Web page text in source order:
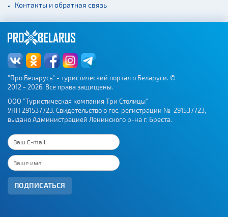
Контакты и обратная связь
"Про Беларусь" - туристический портал о Беларуси. ©
2012 - 2026. Все права защищены.
ООО "Туристическая компания Три Столицы"
УНП 291537723. Свидетельство о гос. регистрации № 291537723,
выдано Администрацией Ленинского р-на г. Бреста.
ПОДПИСАТЬСЯ